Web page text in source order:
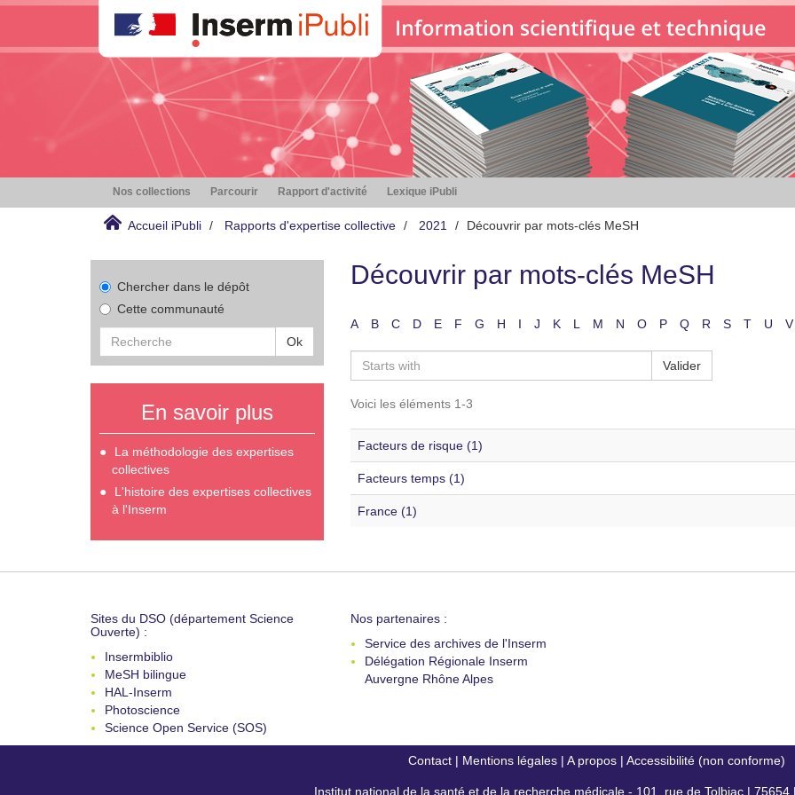
Nos collections Parcourir Rapport d'activité Lexique iPubli
Accueil iPubli Rapports d'expertise collective 2021 Découvrir par mots-clés MeSH
Chercher dans le dépôt
Cette communauté
Ok
En savoir plus
La méthodologie des expertises
collectives
L'histoire des expertises collectives
à l'Inserm
Découvrir par mots-clés MeSH
A B C D E F G H I J K L M N O P Q R S T U V
Valider
Voici les éléments 1-3
Facteurs de risque (1)
Facteurs temps (1)
France (1)
Sites du DSO (département Science
Ouverte) :
Insermbiblio
MeSH bilingue
HAL-Inserm
Photoscience
Science Open Service (SOS)
Nos partenaires :
Service des archives de l'Inserm
Délégation Régionale Inserm
Auvergne Rhône Alpes
Contact| Mentions légales| A propos| Accessibilité (non conforme)
Institut national de la santé et de la recherche médicale - 101, rue de Tolbiac | 75654